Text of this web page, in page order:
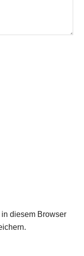
diesem Browser